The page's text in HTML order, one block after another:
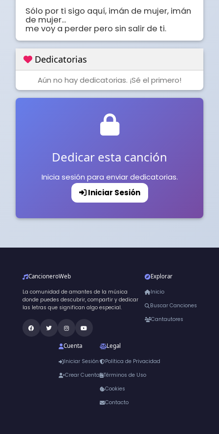
Sólo por ti sigo aquí, imán de mujer, imán
de mujer...
me voy a perder pero sin salir de ti.
Dedicatorias
Aún no hay dedicatorias. ¡Sé el primero!
Dedicar esta canción
Inicia sesión para enviar dedicatorias.
Iniciar Sesión
CancioneroWeb
La comunidad de amantes de la música
donde puedes descubrir, compartir y dedicar
las letras que significan algo especial.
Explorar
Inicio
Buscar Canciones
Cantautores
Cuenta
Iniciar Sesión
Crear Cuenta
Legal
Política de Privacidad
Términos de Uso
Cookies
Contacto